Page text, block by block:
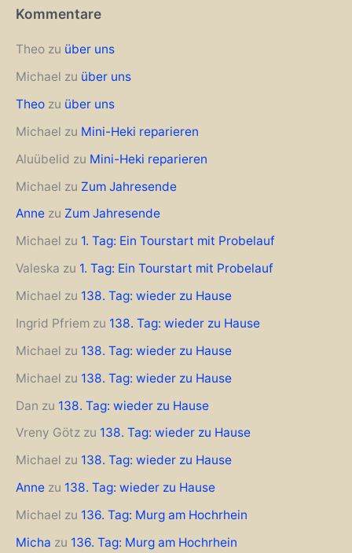
Kommentare
Theo zu über uns
Michael zu über uns
Theo zu über uns
Michael zu Mini-Heki reparieren
Aluübelid zu Mini-Heki reparieren
Michael zu Zum Jahresende
Anne zu Zum Jahresende
Michael zu 1. Tag: Ein Tourstart mit Probelauf
Valeska zu 1. Tag: Ein Tourstart mit Probelauf
Michael zu 138. Tag: wieder zu Hause
Ingrid Pfriem zu 138. Tag: wieder zu Hause
Michael zu 138. Tag: wieder zu Hause
Michael zu 138. Tag: wieder zu Hause
Dan zu 138. Tag: wieder zu Hause
Vreny Götz zu 138. Tag: wieder zu Hause
Michael zu 138. Tag: wieder zu Hause
Anne zu 138. Tag: wieder zu Hause
Michael zu 136. Tag: Murg am Hochrhein
Micha zu 136. Tag: Murg am Hochrhein